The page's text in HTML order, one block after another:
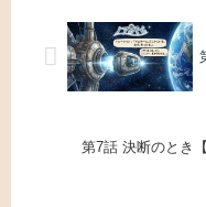
第7話 決断のとき